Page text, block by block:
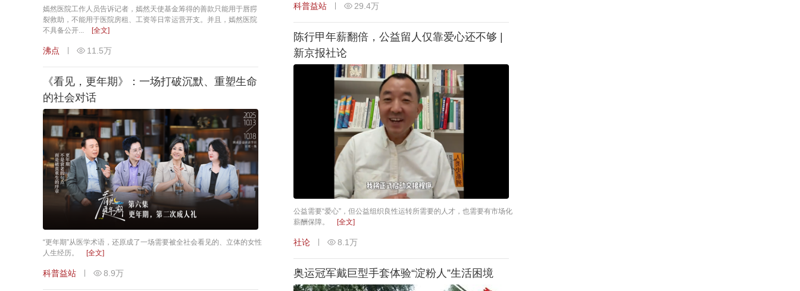
科普益站 29.4万
嫣然医院工作人员告诉记者，嫣然天使基金筹得的善款只能用于唇腭
裂救助，不能用于医院房租、工资等日常运营开支。并且，嫣然医院
不具备公开...
[全文]
沸点 11.5万
陈行甲年薪翻倍，公益留人仅靠爱心还不够 |
新京报社论
公益需要“爱心”，但公益组织良性运转所需要的人才，也需要有市场化
薪酬保障。
[全文]
社论 8.1万
《看见，更年期》：一场打破沉默、重塑生命
的社会对话
“更年期”从医学术语，还原成了一场需要被全社会看见的、立体的女性
人生经历。
[全文]
科普益站 8.9万 奥运冠军戴巨型手套体验“淀粉人”生活困境